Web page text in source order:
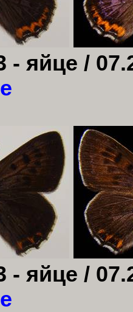
- яйце /
- яйце /